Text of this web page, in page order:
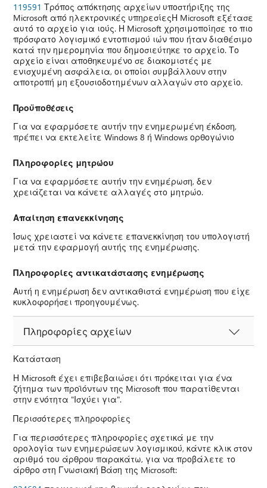
119591 Τρόπος απόκτησης αρχείων υποστήριξης της
Microsoft από ηλεκτρονικές υπηρεσίεςΗ Microsoft εξέτασε
αυτό το αρχείο για ιούς. Η Microsoft χρησιμοποίησε το πιο
πρόσφατο λογισμικό εντοπισμού ιών που ήταν διαθέσιμο
κατά την ημερομηνία που δημοσιεύτηκε το αρχείο. Το
αρχείο είναι αποθηκευμένο σε διακομιστές με
ενισχυμένη ασφάλεια, οι οποίοι συμβάλλουν στην
αποτροπή μη εξουσιοδοτημένων αλλαγών στο αρχείο.
Προϋποθέσεις
Για να εφαρμόσετε αυτήν την ενημερωμένη έκδοση,
πρέπει να εκτελείτε Windows 8 ή Windows ορθογώνιο
Πληροφορίες μητρώου
Για να εφαρμόσετε αυτήν την ενημέρωση, δεν
χρειάζεται να κάνετε αλλαγές στο μητρώο.
Απαίτηση επανεκκίνησης
Ίσως χρειαστεί να κάνετε επανεκκίνηση του υπολογιστή
μετά την εφαρμογή αυτής της ενημέρωσης.
Πληροφορίες αντικατάστασης ενημέρωσης
Αυτή η ενημέρωση δεν αντικαθιστά ενημέρωση που είχε
κυκλοφορήσει προηγουμένως.
Πληροφορίες αρχείων
Κατάσταση
Η Microsoft έχει επιβεβαιώσει ότι πρόκειται για ένα
ζήτημα των προϊόντων της Microsoft που παρατίθενται
στην ενότητα "Ισχύει για".
Περισσότερες πληροφορίες
Για περισσότερες πληροφορίες σχετικά με την
ορολογία των ενημερώσεων λογισμικού, κάντε κλικ στον
αριθμό του άρθρου παρακάτω, για να προβάλετε το
άρθρο στη Γνωσιακή Βάση της Microsoft: